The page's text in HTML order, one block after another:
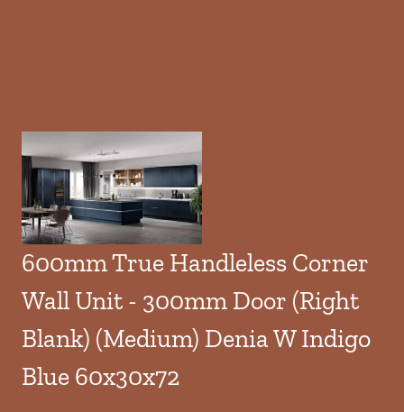
600mm True Handleless Corner
Wall Unit - 300mm Door (Right
Blank) (Medium) Denia W Indigo
Blue 60x30x72